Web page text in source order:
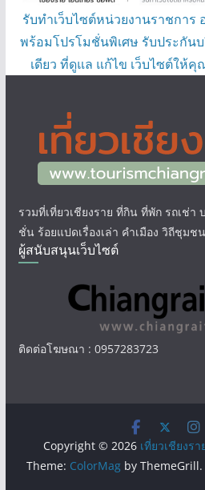
รับทำเว็บไซต์หน่วยงานราชการ
พร้อมโปรโมชั่นพิเศษ รับประกัน
เดียว ที่ดูแล แก้ไข เว็บไซต์ให้
รวมที่เที่ยวเชียงราย ที่กิน ที่พัก รถเช่า
ชั่น ร้อยแปดเรื่องเล่า คำเมือง วิถีชุมช
ผู้สนับสนุนเว็บไซต์
ติดต่อโฆษณา : 0957283723
Copyright © 2026 เที่ยวเชียงรา
Theme: ColorMagby ThemeGrill.